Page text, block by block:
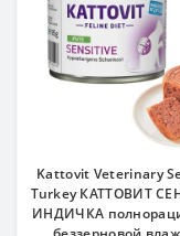
Kattovit Veterinary
Turkey КАТТОВИТ
ИНДИЧКА